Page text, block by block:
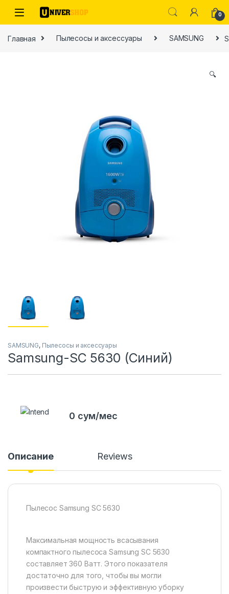
Skip to navigation
Skip to content
0
Главная Пылесосы и аксессуары SAMSUNG
🔍
SAMSUNG, Пылесосы и аксессуары
Samsung-SC 5630 (Синий)
0 сум/мес
Описание Reviews
Пылесос Samsung SC 5630
Максимальная мощность всасывания
компактного пылесоса Samsung SC 5630
составляет 360 Ватт. Этого показателя
достаточно для того, чтобы вы могли
произвести быструю и эффективную уборку